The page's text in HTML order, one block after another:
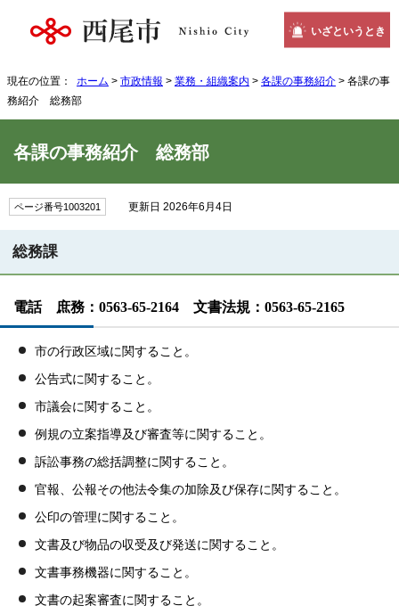
いざというとき
現在の位置： ホーム > 市政情報 > 業務・組織案内 > 各課の事務紹介 > 各課の事
務紹介 総務部
各課の事務紹介 総務部
ページ番号1003201 更新日 2026年6月4日
総務課
電話 庶務：0563-65-2164 文書法規：0563-65-2165
市の行政区域に関すること。
公告式に関すること。
市議会に関すること。
例規の立案指導及び審査等に関すること。
訴訟事務の総括調整に関すること。
官報、公報その他法令集の加除及び保存に関すること。
公印の管理に関すること。
文書及び物品の収受及び発送に関すること。
文書事務機器に関すること。
文書の起案審査に関すること。